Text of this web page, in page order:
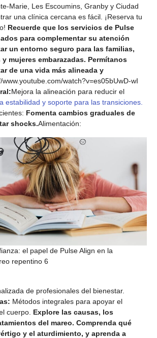
Marie, Les Escoumins, Granby y Ciudad
una clínica cercana es fácil. ¡Reserva tu
Recuerde que los servicios de Pulse
para complementar su atención
un entorno seguro para las familias,
mujeres embarazadas. Permítanos
de una vida más alineada y
www.youtube.com/watch?v=es05bUwD-wI
Mejora la alineación para reducir el
estabilidad y soporte para las transiciones.
Fomenta cambios graduales de
shocks.Alimentación:
el papel de Pulse Align en la
repentino 6
de profesionales del bienestar.
Métodos integrales para apoyar el
cuerpo. Explore las causas, los
del mareo. Comprenda qué
y el aturdimiento, y aprenda a